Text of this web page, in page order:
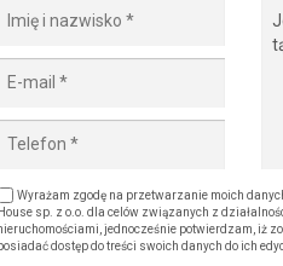
Wyrażam zgodę na przetwarzanie moich
House sp. z o.o. dla celów związanych z
jednocześnie potwierdzam, iż
dostęp do treści swoich danych do ich